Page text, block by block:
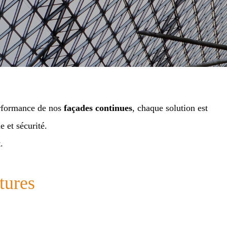
de nos façades continues, chaque solution est
et sécurité.